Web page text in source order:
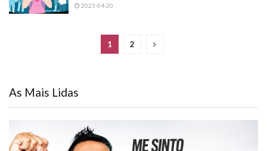
2023-04-20
1 2
As Mais Lidas